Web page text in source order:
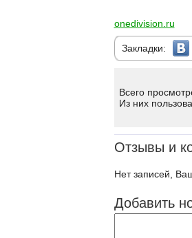
onedivision.ru
Закладки:
Всего
Из них
Отзывы и
Нет записей,
Добавить